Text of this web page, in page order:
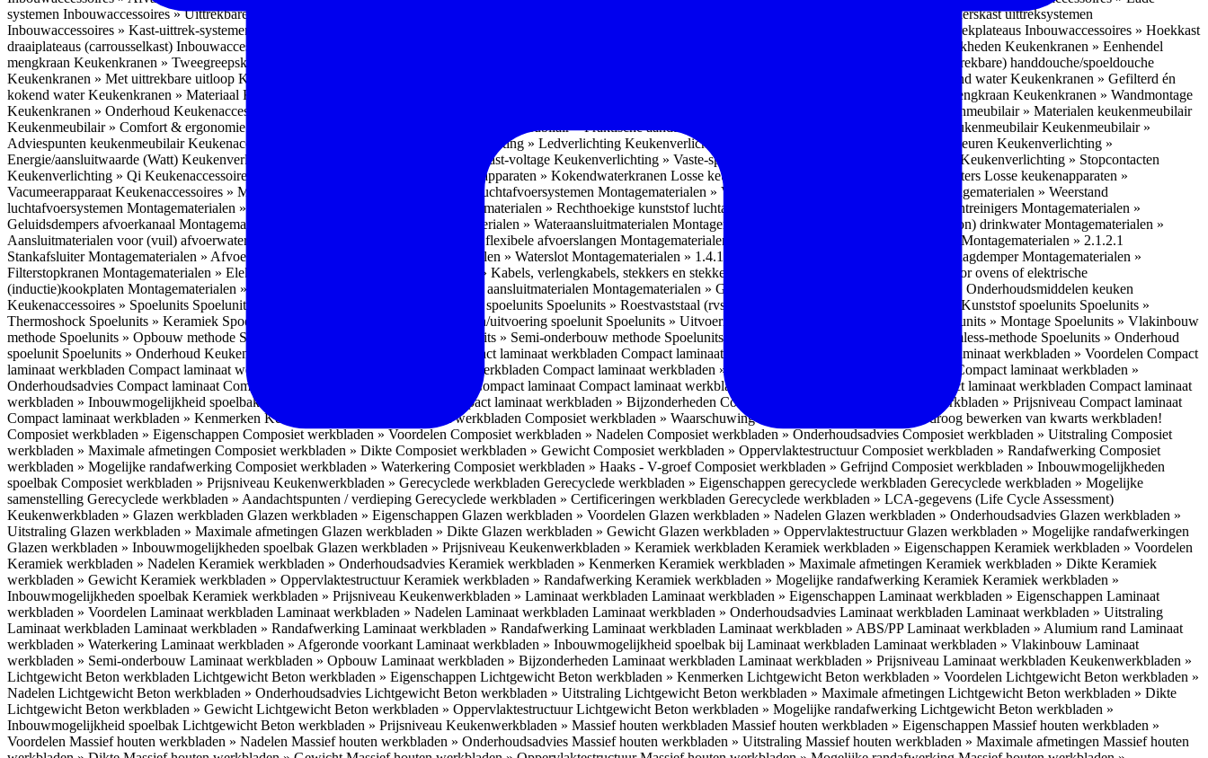
systemen Inbouwaccessoires » Uittrekbare ladesystemen
Inbouwaccessoires » Apothekerskast uittreksystemen
Inbouwaccessoires » Kast-uittrek-systemen
Inbouwaccessoires » Hoekkast uittrekplateaus Inbouwaccessoires » Hoekkast
draaiplateaus (carrousselkast) Inbouwaccessoires » Onderhoud Keukenkranen » Bedieningsmogelijkheden Keukenkranen » Eenhendel
mengkraan Keukenkranen » Tweegreepskraan
Keukenkranen » Met (uitrekbare) handdouche/spoeldouche
Keukenkranen » Met uittrekbare uitloop Keukenkranen » Gefilterd water Keukenkranen » Kokend waterKeukenkranen » Gefilterd én
kokend waterKeukenkranen » Materiaal Keukenkranen » Pvd Techniek (pvd) Keukenkranen » Bladmengkraan Keukenkranen » Wandmontage
Keukenkranen » Onderhoud Keukenaccessoires » Keukenmeubilair
Keukenmeubilair » Materialen keukenmeubilair
Keukenmeubilair » Comfort & ergonomie
Keukenmeubilair » Praktische aandachtspunten Keukenmeubilair » Duurzaamheid keukenmeubilairKeukenmeubilair »
Adviespunten keukenmeubilairKeukenaccessoires » Keukenverlichting Keukenverlichting » Ledverlichting Keukenverlichting » Installatie Keukenverlichting » Lichtkleuren Keukenverlichting »
Energie/aansluitwaarde (Watt) Keukenverlichting » Leddriver Keukenverlichting » Vast-voltage Keukenverlichting » Vaste-spanning
Keukenverlichting » Stopcontacten
Keukenverlichting » Qi Keukenaccessoires » Losse keukenapparaten Losse keukenapparaten » Kokendwaterkranen Losse keukenapparaten » Plintverwarming/plintheaters Losse keukenapparaten »
Vacumeerapparaat Keukenaccessoires » Montagematerialen Montagematerialen » Luchtafvoersystemen Montagematerialen » Verschillende Luchtafvoersystemen
Montagematerialen » Weerstand
luchtafvoersystemen Montagematerialen » Flexibele (ronde) afvoerslangen Montagematerialen » Rechthoekige kunststof luchtafvoersystemen Montagematerialen » Luchtreinigers Montagematerialen »
Geluidsdempers afvoerkanaal Montagematerialen » Aansluitmaterialen Montagematerialen » Wateraansluitmaterialen Montagematerialen » Aansluitmateriaal voor (schoon) drinkwaterMontagematerialen »
Aansluitmaterialen voor (vuil) afvoerwater sifons
Montagematerialen » 1.2.1 Ronde flexibele afvoerslangen Montagematerialen » Dempingsysteem van lades en deuren Montagematerialen » 2.1.2.1
StankafsluiterMontagematerialen » Afvoerpluggen t.b.v. spoelunits Montagematerialen » Waterslot Montagematerialen » 1.4.1 Plasmafilter Montagematerialen » WaterslagdemperMontagematerialen »
Filterstopkranen Montagematerialen » Elektra aansluitmateriaal Montagematerialen » Kabels, verlengkabels, stekkers en stekkerblokken
Montagematerialen » Kabels voor ovens of elektrische
(inductie)kookplaten Montagematerialen » Combiregelaar Montagematerialen » Gas aansluitmaterialen Montagematerialen » Gasaansluitmaterialen
Montagematerialen » Onderhoudsmiddelen keuken
Keukenaccessoires » Spoelunits Spoelunits » Types/soorten Spoelunits » Materialen spoelunits Spoelunits » Roestvaststaal (rvs) Spoelunits » Kunststof spoelunits Spoelunits »
Thermoshock Spoelunits » Keramiek Spoelunits » Tegelbakken Spoelunits » Design/uitvoering spoelunit Spoelunits » Uitvoering Spoelunits » Montage Spoelunits » Vlakinbouw
methode Spoelunits » Opbouw methode Spoelunits » Onderbouw methode Spoelunits » Semi-onderbouw methode Spoelunits » Tussenbouw methode Spoelunits » Rimless-methode Spoelunits » Onderhoud
spoelunit Spoelunits » Onderhoud Keukenwerkbladen Keukenwerkbladen » Compact laminaat werkbladen Compact laminaat werkbladen » Eigenschappen
Compact laminaat werkbladen » Voordelen Compact
laminaat werkbladen Compact laminaat werkbladen » Nadelen Compact laminaat werkbladen Compact laminaat werkbladen » Nanotech massief laminaat werkbladen
Compact laminaat werkbladen »
Onderhoudsadvies Compact laminaat Compact laminaat werkbladen » Uitstraling Compact laminaat Compact laminaat werkbladen » Mogelijke randafwerking Compact laminaat werkbladen Compact laminaat
werkbladen » Inbouwmogelijkheid spoelbak Compact laminaat werkbladen
Compact laminaat werkbladen » Bijzonderheden Compact laminaat
Compact laminaat werkbladen » Prijsniveau Compact laminaat
Compact laminaat werkbladen » Kenmerken Keukenwerkbladen » Composiet werkbladen Composiet werkbladen » Waarschuwing Monteurs: bescherm je bij het droog bewerken van kwarts werkbladen!
Composiet werkbladen » Eigenschappen Composiet werkbladen » Voordelen Composiet werkbladen » Nadelen Composiet werkbladen » OnderhoudsadviesComposiet werkbladen » Uitstraling Composiet
werkbladen » Maximale afmetingen Composiet werkbladen » Dikte Composiet werkbladen » Gewicht Composiet werkbladen » OppervlaktestructuurComposiet werkbladen » Randafwerking Composiet
werkbladen » Mogelijke randafwerking Composiet werkbladen » Waterkering Composiet werkbladen » Haaks - V-groefComposiet werkbladen » Gefrijnd Composiet werkbladen » Inbouwmogelijkheden
spoelbak Composiet werkbladen » Prijsniveau Keukenwerkbladen » Gerecyclede werkbladen Gerecyclede werkbladen » Eigenschappen gerecyclede werkbladen Gerecyclede werkbladen » Mogelijke
samenstelling Gerecyclede werkbladen » Aandachtspunten / verdieping Gerecyclede werkbladen » Certificeringen werkbladen Gerecyclede werkbladen » LCA-gegevens (Life Cycle Assessment)
Keukenwerkbladen » Glazen werkbladen Glazen werkbladen » Eigenschappen Glazen werkbladen » Voordelen Glazen werkbladen » Nadelen Glazen werkbladen » Onderhoudsadvies Glazen werkbladen »
Uitstraling Glazen werkbladen » Maximale afmetingen Glazen werkbladen » Dikte Glazen werkbladen » Gewicht Glazen werkbladen » OppervlaktestructuurGlazen werkbladen » Mogelijke randafwerkingen
Glazen werkbladen » Inbouwmogelijkheden spoelbak Glazen werkbladen » Prijsniveau Keukenwerkbladen » Keramiek werkbladen Keramiek werkbladen » Eigenschappen Keramiek werkbladen » Voordelen
Keramiek werkbladen » Nadelen Keramiek werkbladen » Onderhoudsadvies Keramiek werkbladen » Kenmerken Keramiek werkbladen » Maximale afmetingen Keramiek werkbladen » Dikte Keramiek
werkbladen » Gewicht Keramiek werkbladen » OppervlaktestructuurKeramiek werkbladen » Randafwerking Keramiek werkbladen » Mogelijke randafwerking Keramiek Keramiek werkbladen »
Inbouwmogelijkheden spoelbak Keramiek werkbladen » Prijsniveau Keukenwerkbladen » Laminaat werkbladen Laminaat werkbladen » Eigenschappen Laminaat werkbladen » Eigenschappen Laminaat
werkbladen » Voordelen Laminaat werkbladen Laminaat werkbladen » Nadelen Laminaat werkbladen Laminaat werkbladen » Onderhoudsadvies Laminaat werkbladen Laminaat werkbladen » Uitstraling
Laminaat werkbladen Laminaat werkbladen » Randafwerking Laminaat werkbladen » Randafwerking Laminaat werkbladen Laminaat werkbladen » ABS/PPLaminaat werkbladen » Alumium rand Laminaat
werkbladen » Waterkering Laminaat werkbladen » Afgeronde voorkant Laminaat werkbladen » Inbouwmogelijkheid spoelbak bij Laminaat werkbladen Laminaat werkbladen » Vlakinbouw Laminaat
werkbladen » Semi-onderbouw Laminaat werkbladen » Opbouw Laminaat werkbladen » Bijzonderheden Laminaat werkbladen Laminaat werkbladen » Prijsniveau Laminaat werkbladen Keukenwerkbladen »
Lichtgewicht Beton werkbladen Lichtgewicht Beton werkbladen » Eigenschappen Lichtgewicht Beton werkbladen » Kenmerken Lichtgewicht Beton werkbladen » Voordelen Lichtgewicht Beton werkbladen »
Nadelen Lichtgewicht Beton werkbladen » Onderhoudsadvies Lichtgewicht Beton werkbladen » Uitstraling Lichtgewicht Beton werkbladen » Maximale afmetingen Lichtgewicht Beton werkbladen » Dikte
Lichtgewicht Beton werkbladen » Gewicht Lichtgewicht Beton werkbladen » OppervlaktestructuurLichtgewicht Beton werkbladen » Mogelijke randafwerking Lichtgewicht Beton werkbladen »
Inbouwmogelijkheid spoelbak Lichtgewicht Beton werkbladen » Prijsniveau Keukenwerkbladen » Massief houten werkbladen Massief houten werkbladen » Eigenschappen Massief houten werkbladen »
Voordelen Massief houten werkbladen » Nadelen Massief houten werkbladen » Onderhoudsadvies Massief houten werkbladen » Uitstraling Massief houten werkbladen » Maximale afmetingen Massief houten